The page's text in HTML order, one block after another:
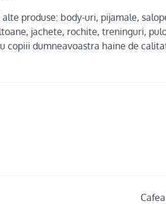
produse: body-uri, pijamale,
jachete, rochite, treninguri,
copiii dumneavoastra haine de